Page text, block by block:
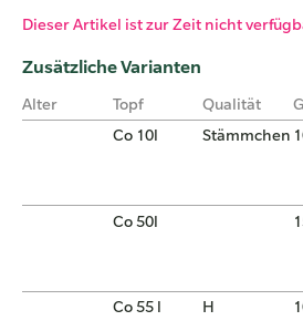
Dieser Artikel ist zur Zeit nicht
Zusätzliche Varianten
Alter Topf Qualität
Co 10l
Stämmchen
Co 50l
Co 55 l H